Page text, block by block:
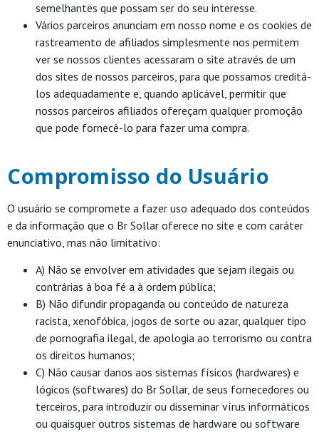
semelhantes que possam ser do seu interesse.
Vários parceiros anunciam em nosso nome e os cookies de
rastreamento de afiliados simplesmente nos permitem
ver se nossos clientes acessaram o site através de um
dos sites de nossos parceiros, para que possamos creditá-
los adequadamente e, quando aplicável, permitir que
nossos parceiros afiliados ofereçam qualquer promoção
que pode fornecê-lo para fazer uma compra.
Compromisso do Usuário
O usuário se compromete a fazer uso adequado dos conteúdos
e da informação que o Br Sollar oferece no site e com caráter
enunciativo, mas não limitativo:
A) Não se envolver em atividades que sejam ilegais ou
contrárias à boa fé a à ordem pública;
B) Não difundir propaganda ou conteúdo de natureza
racista, xenofóbica, jogos de sorte ou azar, qualquer tipo
de pornografia ilegal, de apologia ao terrorismo ou contra
os direitos humanos;
C) Não causar danos aos sistemas físicos (hardwares) e
lógicos (softwares) do Br Sollar, de seus fornecedores ou
terceiros, para introduzir ou disseminar vírus informáticos
ou quaisquer outros sistemas de hardware ou software